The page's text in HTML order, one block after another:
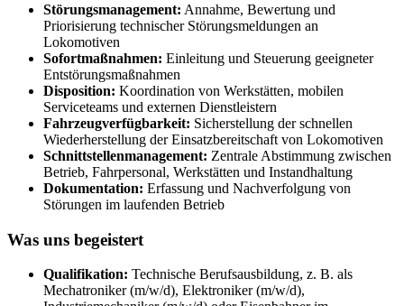
Störungsmanagement: Annahme, Bewertung und
Priorisierung technischer Störungsmeldungen an
Lokomotiven
Sofortmaßnahmen: Einleitung und Steuerung geeigneter
Entstörungsmaßnahmen
Disposition: Koordination von Werkstätten, mobilen
Serviceteams und externen Dienstleistern
Fahrzeugverfügbarkeit: Sicherstellung der schnellen
Wiederherstellung der Einsatzbereitschaft von Lokomotiven
Schnittstellenmanagement: Zentrale Abstimmung zwischen
Betrieb, Fahrpersonal, Werkstätten und Instandhaltung
Dokumentation: Erfassung und Nachverfolgung von
Störungen im laufenden Betrieb
Was uns begeistert
Qualifikation: Technische Berufsausbildung, z. B. als
Mechatroniker (m/w/d), Elektroniker (m/w/d),